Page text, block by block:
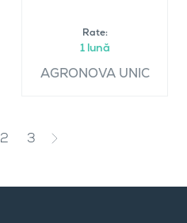
Rate:
1 lună
AGRONOVA UNIC
2 3